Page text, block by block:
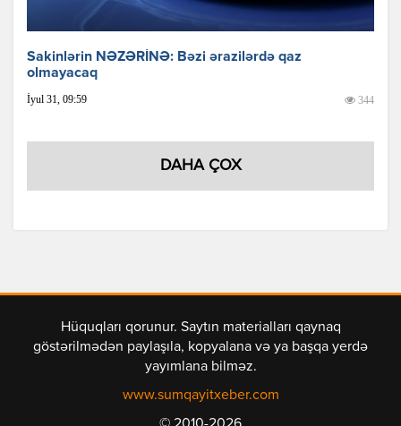
Sakinlərin NƏZƏRİNƏ: Bəzi ərazilərdə qaz
olmayacaq
İyul 31, 09:59 344
DAHA ÇOX
Hüquqları qorunur. Saytın materialları qaynaq
göstərilmədən paylaşıla, kopyalana və ya başqa yerdə
yayımlana bilməz.
www.sumqayitxeber.com